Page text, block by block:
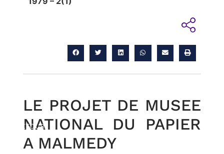
RETOUR
LE PROJET DE MUSEE
NATIONAL DU PAPIER
A MALMEDY